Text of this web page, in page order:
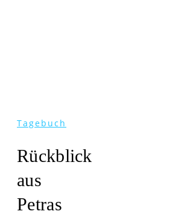
Tagebuch
Rückblick
aus
Petras